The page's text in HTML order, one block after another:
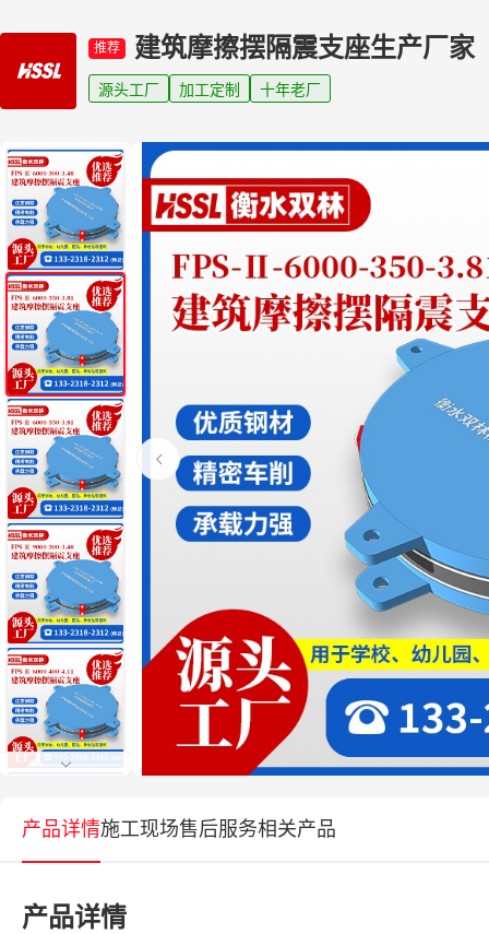
推荐 建筑摩擦摆隔震支座生产厂家
源头工厂 加工定制 十年老厂
产品详情施工现场售后服务相关产品
产品详情